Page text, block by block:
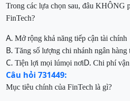
Trong các lựa chọn sau, đâu KHÔNG
FinTech?
A. Mở rộng khả năng tiếp cận tài chính
B. Tăng số lượng chi nhánh ngân hàng
C. Tiện lợi mọi lúmọi nơiD. Chi phí
Câu hỏi 731449:
Mục tiêu chính của FinTech là gì?